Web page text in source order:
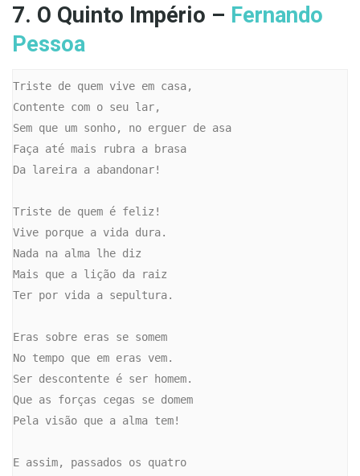
7. O Quinto Império – Fernando
Pessoa
Triste de quem vive em casa,
Contente com o seu lar,
Sem que um sonho, no erguer de asa
Faça até mais rubra a brasa
Da lareira a abandonar!
Triste de quem é feliz!
Vive porque a vida dura.
Nada na alma lhe diz
Mais que a lição da raiz
Ter por vida a sepultura.
Eras sobre eras se somem
No tempo que em eras vem.
Ser descontente é ser homem.
Que as forças cegas se domem
Pela visão que a alma tem!
E assim, passados os quatro